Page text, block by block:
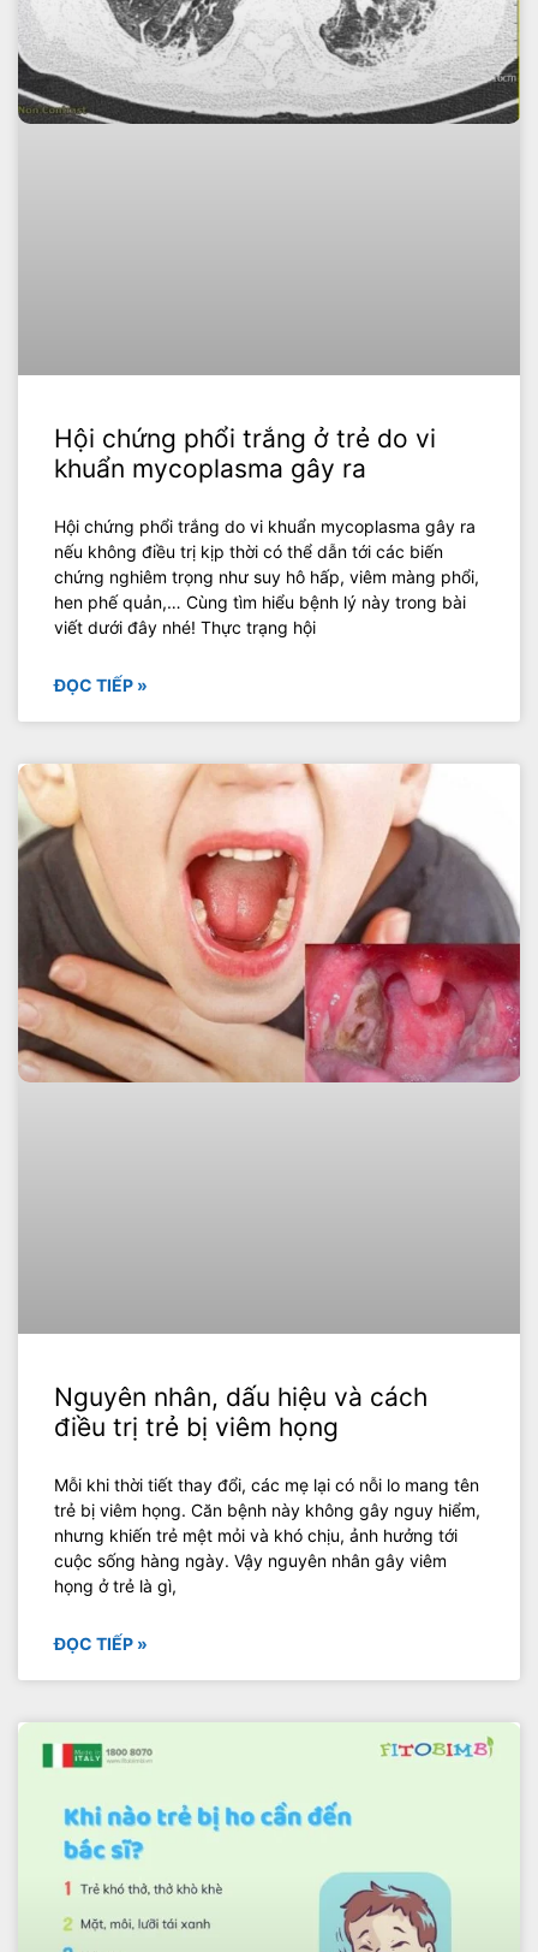
Hội chứng phổi trắng ở trẻ do vi
khuẩn mycoplasma gây ra
Hội chứng phổi trắng do vi khuẩn mycoplasma gây ra
nếu không điều trị kịp thời có thể dẫn tới các biến
chứng nghiêm trọng như suy hô hấp, viêm màng phổi,
hen phế quản,… Cùng tìm hiểu bệnh lý này trong bài
viết dưới đây nhé! Thực trạng hội
ĐỌC TIẾP »
Nguyên nhân, dấu hiệu và cách
điều trị trẻ bị viêm họng
Mỗi khi thời tiết thay đổi, các mẹ lại có nỗi lo mang tên
trẻ bị viêm họng. Căn bệnh này không gây nguy hiểm,
nhưng khiến trẻ mệt mỏi và khó chịu, ảnh hưởng tới
cuộc sống hàng ngày. Vậy nguyên nhân gây viêm
họng ở trẻ là gì,
ĐỌC TIẾP »